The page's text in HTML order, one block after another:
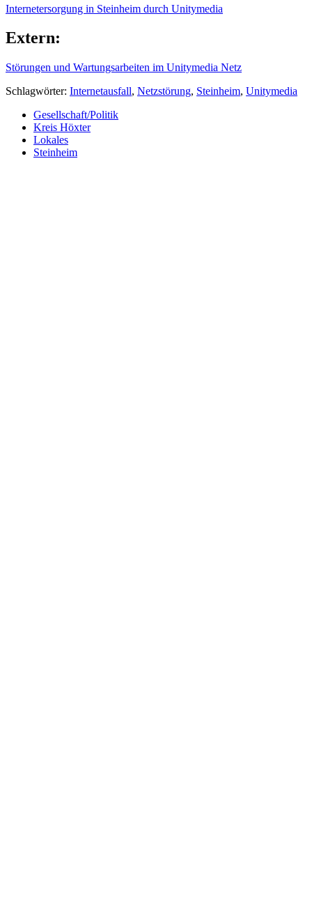
Internetersorgung in Steinheim durch Unitymedia
Extern:
Störungen und Wartungsarbeiten im Unitymedia Netz
Schlagwörter: Internetausfall, Netzstörung, Steinheim, Unitymedia
Gesellschaft/Politik
Kreis Höxter
Lokales
Steinheim